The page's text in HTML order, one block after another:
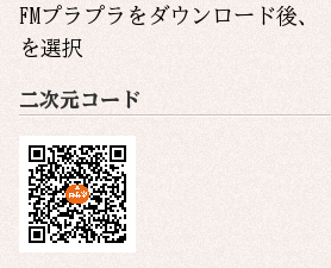
FMプラプラをダウンロード後、「
を選択
二次元コード